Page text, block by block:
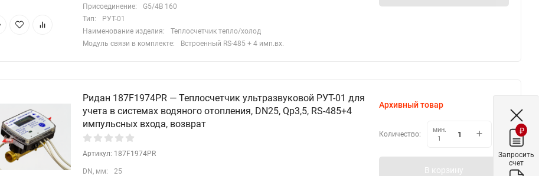
Присоединение:
G5/4B 160
Тип:
РУТ-01
Наименование изделия:
Теплосчетчик тепло/холод
Модуль связи в комплекте:
Встроенный RS-485 + 4 имп.вх.
Ридан 187F1974PR — Теплосчетчик ультразвуковой РУТ-01 для
учета в системах водяного отопления, DN25, Qp3,5, RS-485+4
импульсных входа, возврат
Артикул: 187F1974PR
DN, мм:
25
Архивный товар
Количество:
мин.
1
В корзину
₽
Запросить
счет